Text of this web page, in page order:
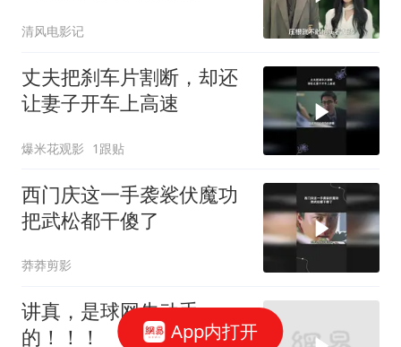
清风电影记
丈夫把刹车片割断，却还
让妻子开车上高速
爆米花观影 1跟贴
西门庆这一手袭裟伏魔功
把武松都干傻了
莽莽剪影
讲真，是球网先动手
的！！！
App内打开